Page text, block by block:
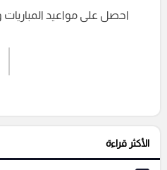
إرسال
التعليقات السابقة
احصل على مواعيد المباريات
الأكثر قراءة